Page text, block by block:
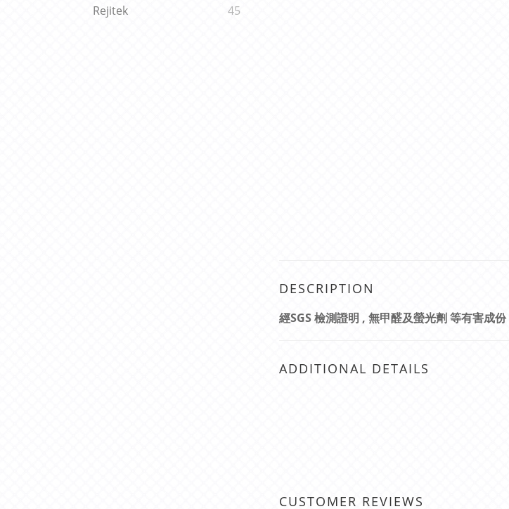
Rejitek
45
DESCRIPTION
經SGS 檢測證明 , 無甲醛及螢光劑 等有害成份
ADDITIONAL DETAILS
CUSTOMER REVIEWS